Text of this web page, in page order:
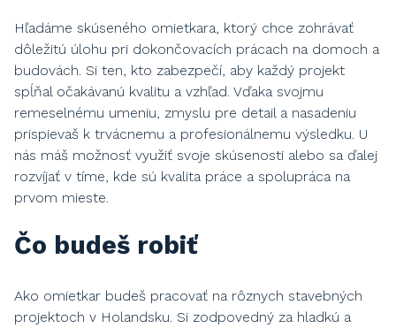
Hľadáme skúseného omietkara, ktorý chce zohrávať
dôležitú úlohu pri dokončovacích prácach na domoch a
budovách. Si ten, kto zabezpečí, aby každý projekt
spĺňal očakávanú kvalitu a vzhľad. Vďaka svojmu
remeselnému umeniu, zmyslu pre detail a nasadeniu
prispievaš k trvácnemu a profesionálnemu výsledku. U
nás máš možnosť využiť svoje skúsenosti alebo sa ďalej
rozvíjať v tíme, kde sú kvalita práce a spolupráca na
prvom mieste.
Čo budeš robiť
Ako omietkar budeš pracovať na rôznych stavebných
projektoch v Holandsku. Si zodpovedný za hladkú a